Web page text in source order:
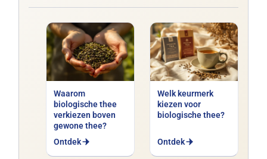
Waarom
biologische thee
verkiezen boven
gewone thee?
Ontdek
Welk keurmerk
kiezen voor
biologische thee?
Ontdek